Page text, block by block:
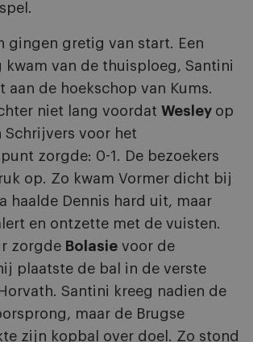
gingen gretig van start. Een
kwam van de thuisploeg, Santini
aan de hoekschop van Kums.
niet lang voordat Wesley op
Schrijvers voor het
zorgde: 0-1. De bezoekers
op. Zo kwam Vormer dicht bij
haalde Dennis hard uit, maar
en ontzette met de vuisten.
zorgde Bolasie voor de
plaatste de bal in de verste
Santini kreeg nadien de
maar de Brugse
zijn kopbal over doel. Zo stond